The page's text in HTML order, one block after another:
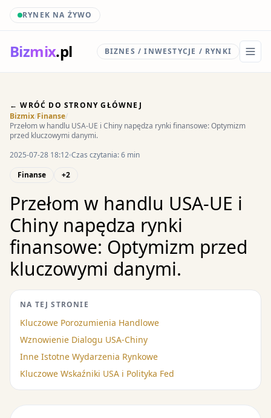
RYNEK NA ŻYWO
Bizmix.pl BIZNES / INWESTYCJE / RYNKI
← WRÓĆ DO STRONY GŁÓWNEJ
Bizmix/Finanse/
Przełom w handlu USA-UE i Chiny napędza rynki finansowe: Optymizm
przed kluczowymi danymi.
2025-07-28 18:12 Czas czytania: 6 min
Finanse
+2
Przełom w handlu USA-UE i
Chiny napędza rynki
finansowe: Optymizm przed
kluczowymi danymi.
NA TEJ STRONIE
Kluczowe Porozumienia Handlowe
Wznowienie Dialogu USA-Chiny
Inne Istotne Wydarzenia Rynkowe
Kluczowe Wskaźniki USA i Polityka Fed